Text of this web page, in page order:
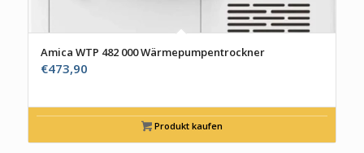
Amica WTP 482 000 Wärmepumpentrockner
€473,90
Produkt kaufen